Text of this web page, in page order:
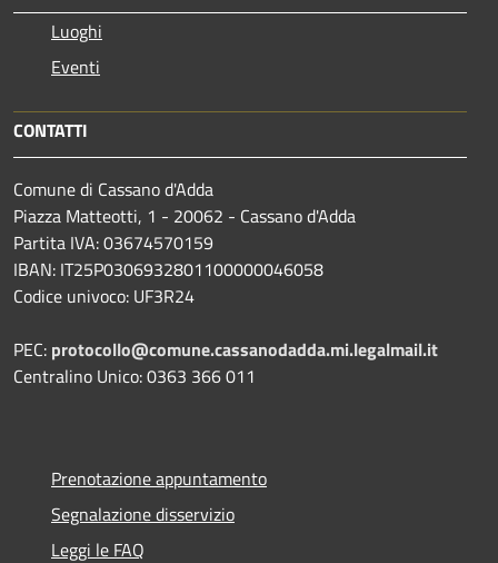
Luoghi
Eventi
CONTATTI
Comune di Cassano d'Adda
Piazza Matteotti, 1 - 20062 - Cassano d'Adda
Partita IVA: 03674570159
IBAN: IT25P0306932801100000046058
Codice univoco: UF3R24
PEC: protocollo@comune.cassanodadda.mi.legalmail.it
Centralino Unico: 0363 366 011
Prenotazione appuntamento
Segnalazione disservizio
Leggi le FAQ